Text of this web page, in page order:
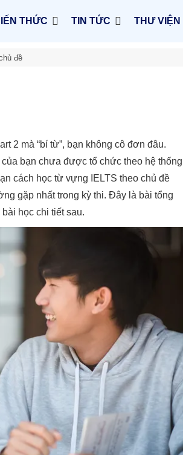
THỨC TIN TỨC THƯ VIỆN
đề
2 mà “bí từ”, bạn không cô đơn đâu.
bạn chưa được tổ chức theo hệ thống
cách học từ vựng IELTS theo chủ đề
gặp nhất trong kỳ thi. Đây là bài tổng
học chi tiết sau.